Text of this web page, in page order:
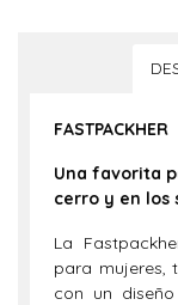
FASTPACKHER
Una favorita
cerro y en los
La
para mujeres,
con un